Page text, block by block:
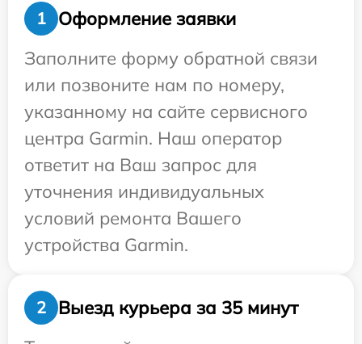
1
Оформление заявки
Заполните форму обратной связи
или позвоните нам по номеру,
указанному на сайте сервисного
центра Garmin. Наш оператор
ответит на Ваш запрос для
уточнения индивидуальных
условий ремонта Вашего
устройства Garmin.
2
Выезд курьера за 35 минут